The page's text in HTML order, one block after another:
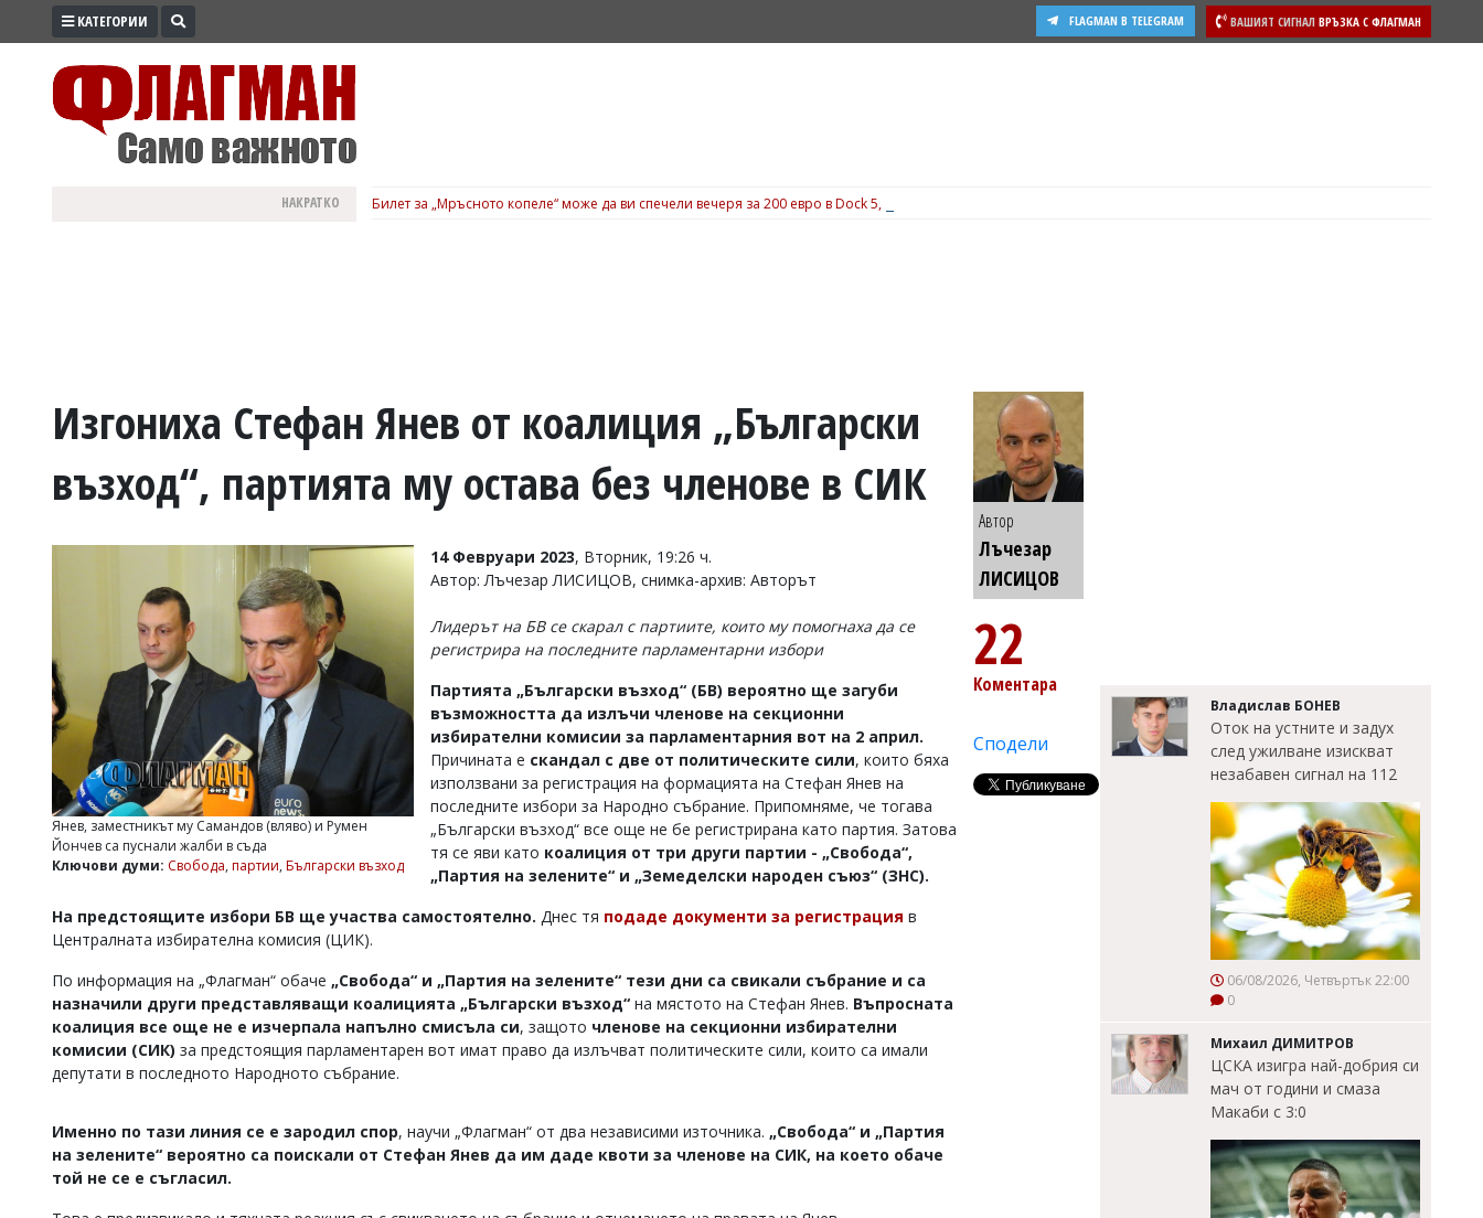
ПРОМО
ВОЙНАТА
УКРАЙНА
Управители:
Веселин
Василев,
v.vasilev@flagman.bg
Касабова,
k.kassabova@flagman.bg
Главен
office@flagman.bg
Коментарите
статиите
читателите
редакцията
КАТЕГОРИИ ВАШИЯТ СИГНАЛ ВРЪЗКА С ФЛАГМАН
FLAGMAN В TELEGRAM
НАКРАТКО Билет за „Мръсното копеле“ може да ви спечели вечеря за 200 евро в Dock 5, вижте подробности
Изгониха Стефан Янев от коалиция „Български
възход“, партията му остава без членове в СИК
Янев, заместникът му Самандов (вляво) и Румен
Йончев са пуснали жалби в съда
Ключови думи: Свобода, партии, Български възход
14 Февруари 2023, Вторник, 19:26 ч.
Автор: Лъчезар ЛИСИЦОВ, снимка-архив: Авторът
Лидерът на БВ се скарал с партиите, които му помогнаха да се
регистрира на последните парламентарни избори
Партията „Български възход“ (БВ) вероятно ще загуби
възможността да излъчи членове на секционни
избирателни комисии за парламентарния вот на 2 април.
Причината е скандал с две от политическите сили, които бяха
използвани за регистрация на формацията на Стефан Янев на
последните избори за Народно събрание. Припомняме, че тогава
„Български възход“ все още не бе регистрирана като партия. Затова
тя се яви като коалиция от три други партии - „Свобода“,
„Партия на зелените“ и „Земеделски народен съюз“ (ЗНС).
На предстоящите избори БВ ще участва самостоятелно. Днес тя подаде документи за регистрация в
Централната избирателна комисия (ЦИК).
По информация на „Флагман“ обаче „Свобода“ и „Партия на зелените“ тези дни са свикали събрание и са
назначили други представляващи коалицията „Български възход“ на мястото на Стефан Янев. Въпросната
коалиция все още не е изчерпала напълно смисъла си, защото членове на секционни избирателни
комисии (СИК) за предстоящия парламентарен вот имат право да излъчват политическите сили, които са имали
депутати в последното Народното събрание.
Именно по тази линия се е зародил спор, научи „Флагман“ от два независими източника. „Свобода“ и „Партия
на зелените“ вероятно са поискали от Стефан Янев да им даде квоти за членове на СИК, на което обаче
той не се е съгласил.
Автор
Лъчезар
ЛИСИЦОВ
22
Коментара
Сподели
Владислав БОНЕВ
Оток на устните и задух
след ужилване изискват
незабавен сигнал на 112
06/08/2026, Четвъртък 22:00
0
Михаил ДИМИТРОВ
ЦСКА изигра най-добрия си
мач от години и смаза
Макаби с 3:0